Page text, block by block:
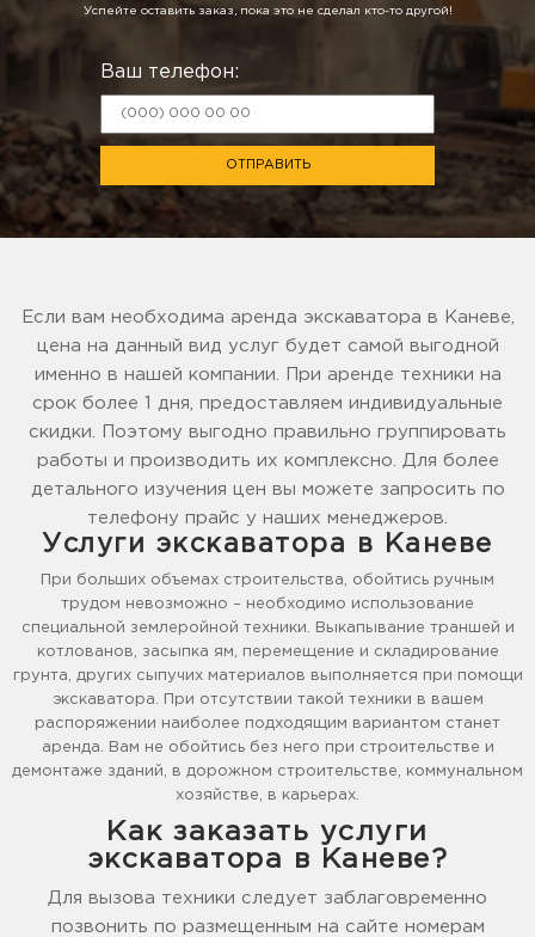
Успейте оставить заказ, пока это не сделал кто-то другой!
Ваш телефон:
ОТПРАВИТЬ
Если вам необходима аренда экскаватора в Каневе,
цена на данный вид услуг будет самой выгодной
именно в нашей компании. При аренде техники на
срок более 1 дня, предоставляем индивидуальные
скидки. Поэтому выгодно правильно группировать
работы и производить их комплексно. Для более
детального изучения цен вы можете запросить по
телефону прайс у наших менеджеров.
Услуги экскаватора в Каневе
При больших объемах строительства, обойтись ручным
трудом невозможно – необходимо использование
специальной землеройной техники. Выкапывание траншей и
котлованов, засыпка ям, перемещение и складирование
грунта, других сыпучих материалов выполняется при помощи
экскаватора. При отсутствии такой техники в вашем
распоряжении наиболее подходящим вариантом станет
аренда. Вам не обойтись без него при строительстве и
демонтаже зданий, в дорожном строительстве, коммунальном
хозяйстве, в карьерах.
Как заказать услуги
экскаватора в Каневе?
Для вызова техники следует заблаговременно
позвонить по размещенным на сайте номерам